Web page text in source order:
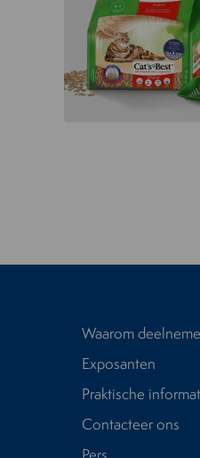
Waarom
Exposanten
Praktische
Contacteer ons
Pers